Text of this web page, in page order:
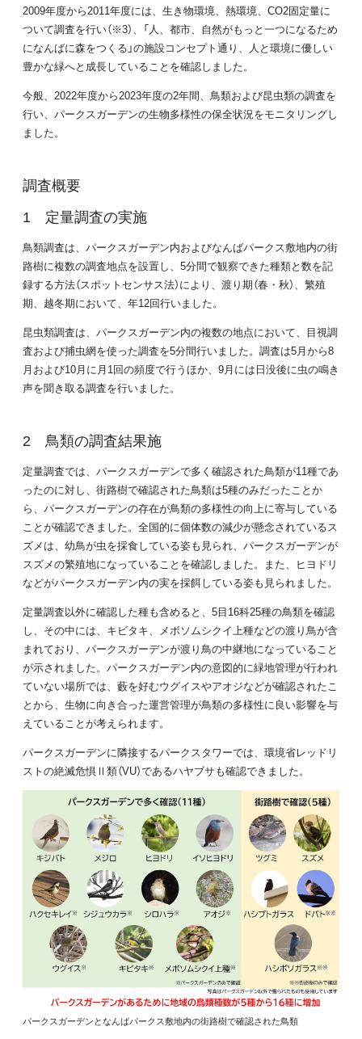
2009年度から2011年度には、生き物環境、熱環境、CO2固定量に
ついて調査を行い（※3）、「人、都市、自然がもっと一つになるため
になんばに森をつくる」の施設コンセプト通り、人と環境に優しい
豊かな緑へと成長していることを確認しました。
今般、2022年度から2023年度の2年間、鳥類および昆虫類の調査を
行い、パークスガーデンの生物多様性の保全状況をモニタリングし
ました。
調査概要
定量調査の実施
鳥類調査は、パークスガーデン内およびなんばパークス敷地内の街
路樹に複数の調査地点を設置し、5分間で観察できた種類と数を記
録する方法（スポットセンサス法）により、渡り期（春・秋）、繁殖
期、越冬期において、年12回行いました。
昆虫類調査は、パークスガーデン内の複数の地点において、目視調
査および捕虫網を使った調査を5分間行いました。調査は5月から8
月および10月に月1回の頻度で行うほか、9月には日没後に虫の鳴き
声を聞き取る調査を行いました。
鳥類の調査結果施
定量調査では、パークスガーデンで多く確認された鳥類が11種であ
ったのに対し、街路樹で確認された鳥類は5種のみだったことか
ら、パークスガーデンの存在が鳥類の多様性の向上に寄与している
ことが確認できました。全国的に個体数の減少が懸念されているス
ズメは、幼鳥が虫を採食している姿も見られ、パークスガーデンが
スズメの繁殖地になっていることを確認しました。また、ヒヨドリ
などがパークスガーデン内の実を採餌している姿も見られました。
定量調査以外に確認した種も含めると、5目16科25種の鳥類を確認
し、その中には、キビタキ、メボソムシクイ上種などの渡り鳥が含
まれており、パークスガーデンが渡り鳥の中継地になっていること
が示されました。パークスガーデン内の意図的に緑地管理が行われ
ていない場所では、藪を好むウグイスやアオジなどが確認されたこ
とから、生物に向き合った運営管理が鳥類の多様性に良い影響を与
えていることが考えられます。
パークスガーデンに隣接するパークスタワーでは、環境省レッドリ
ストの絶滅危惧Ⅱ類（VU）であるハヤブサも確認できました。
パークスガーデンとなんばパークス敷地内の街路樹で確認された鳥類